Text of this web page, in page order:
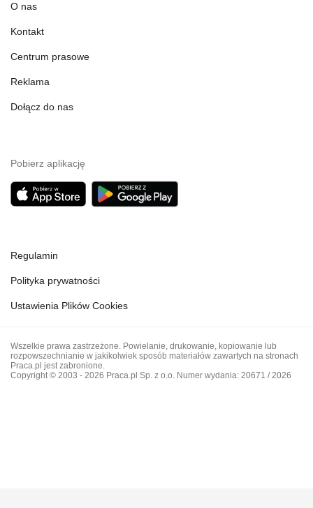
O nas
Kontakt
Centrum prasowe
Reklama
Dołącz do nas
Pobierz aplikację
Regulamin
Polityka prywatności
Ustawienia Plików Cookies
Wszelkie prawa zastrzeżone. Powielanie, drukowanie, kopiowanie lub
rozpowszechnianie w jakikolwiek sposób materiałów zawartych na stronach
Praca.pl jest zabronione.
Copyright © 2003 - 2026 Praca.pl Sp. z o.o. Numer wydania: 20671 / 2026